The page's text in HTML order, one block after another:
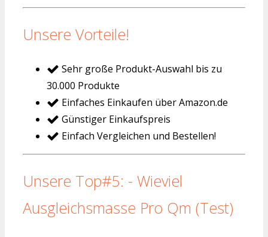
Unsere Vorteile!
Sehr große Produkt-Auswahl bis zu
30.000 Produkte
Einfaches Einkaufen über Amazon.de
Günstiger Einkaufspreis
Einfach Vergleichen und Bestellen!
Unsere Top#5: - Wieviel
Ausgleichsmasse Pro Qm (Test)